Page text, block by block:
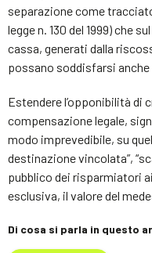
separazione come
legge n. 130 del 1999) che
cassa, generati dalla
possano soddisfarsi
Estendere l’opponibilità di
compensazione legale,
modo imprevedibile, su
destinazione vincolata”,
pubblico dei risparmiatori
esclusiva, il valore del
Di cosa si parla in questo